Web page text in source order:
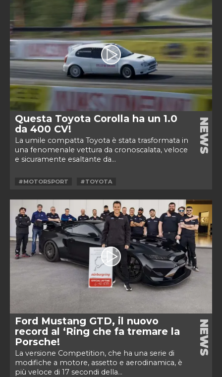
Questa Toyota Corolla ha un 1.0
da 400 CV!
La umile compatta Toyota è stata trasformata in
una fenomenale vettura da cronoscalata, veloce
e sicuramente esaltante da...
NEWS
#MOTORSPORT #TOYOTA
Ford Mustang GTD, il nuovo
record al ‘Ring che fa tremare la
Porsche!
La versione Competition, che ha una serie di
modifiche a motore, assetto e aerodinamica, è
più veloce di 17 secondi della...
NEWS